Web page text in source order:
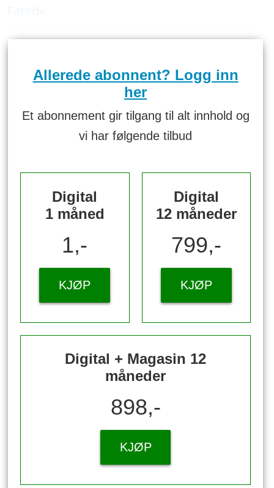
Allerede abonnent? Logg inn
her
Et abonnement gir tilgang til alt innhold og
vi har følgende tilbud
Digital
1 måned
1,-
KJØP
Digital
12 måneder
799,-
KJØP
Digital + Magasin 12
måneder
898,-
KJØP